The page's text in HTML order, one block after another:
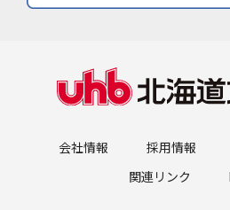
会社情報 採用情報
関連リンク